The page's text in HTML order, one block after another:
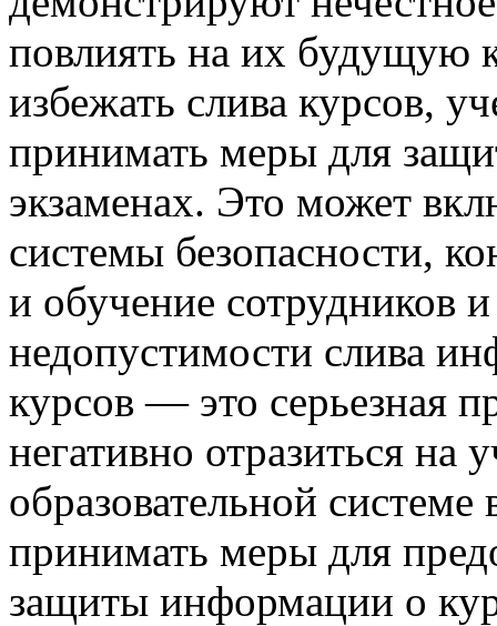
повлиять на их будущую
избежать слива курсов,
принимать меры для
экзаменах. Это может
системы безопасности,
и обучение сотрудников
недопустимости слива
курсов — это серьезная
негативно отразиться на
образовательной
принимать меры для
защиты информации о